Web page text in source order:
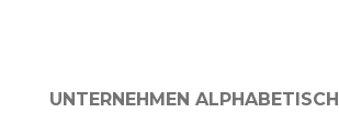
UNTERNEHMEN ALPHABETISCH